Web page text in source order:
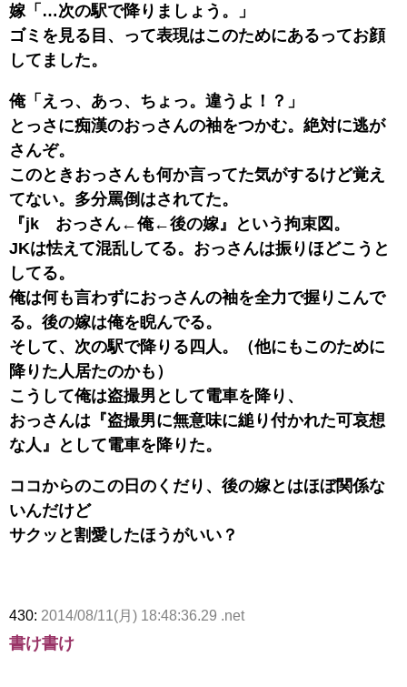
嫁「…次の駅で降りましょう。」
ゴミを見る目、って表現はこのためにあるってお顔
してました。
俺「えっ、あっ、ちょっ。違うよ！？」
とっさに痴漢のおっさんの袖をつかむ。絶対に逃が
さんぞ。
このときおっさんも何か言ってた気がするけど覚え
てない。多分罵倒はされてた。
『jk おっさん←俺←後の嫁』という拘束図。
JKは怯えて混乱してる。おっさんは振りほどこうと
してる。
俺は何も言わずにおっさんの袖を全力で握りこんで
る。後の嫁は俺を睨んでる。
そして、次の駅で降りる四人。（他にもこのために
降りた人居たのかも）
こうして俺は盗撮男として電車を降り、
おっさんは『盗撮男に無意味に縋り付かれた可哀想
な人』として電車を降りた。
ココからのこの日のくだり、後の嫁とはほぼ関係な
いんだけど
サクッと割愛したほうがいい？
430: 2014/08/11(月) 18:48:36.29 .net
書け書け